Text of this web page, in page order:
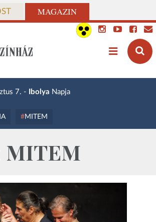
MAGAZIN
7. - Ibolya Napja
MITEM
MITEM